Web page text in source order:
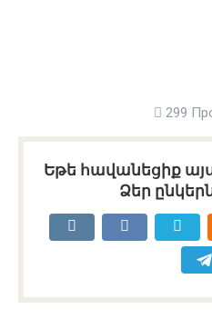
299
Եթե հավանեցիք
Ձեր